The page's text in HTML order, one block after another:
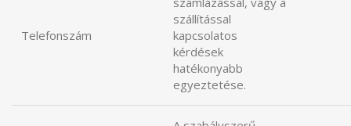
Telefonszám
szállítással
kapcsolatos
kérdések
hatékonyabb
egyeztetése.